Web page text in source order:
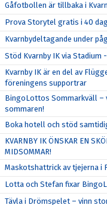
Gåfotbollen är tillbaka i
Prova Storytel gratis i 40
Kvarnbydeltagande under
Stöd Kvarnby IK via Stadium
Kvarnby IK är en del av
föreningens supportrar
BingoLottos Sommarkväll –
sommaren!
Boka hotell och stöd
KVARNBY IK ÖNSKAR EN
MIDSOMMAR!
Maskotshattrick av tjejerna i
Lotta och Stefan fixar
Tävla i Drömspelet – vinn